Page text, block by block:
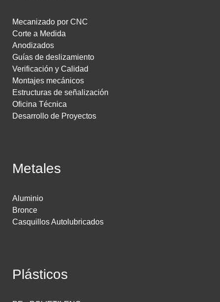
Mecanizado por CNC
Corte a Medida
Anodizados
Guías de deslizamiento
Verificación y Calidad
Montajes mecánicos
Estructuras de señalización
Oficina Técnica
Desarrollo de Proyectos
Metales
Aluminio
Bronce
Casquillos Autolubricados
Plásticos